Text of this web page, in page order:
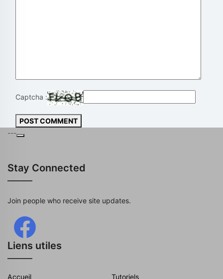
Captcha :
POST COMMENT
---
Stay Connected
Join people who receive site updates.
Liens utiles
Accueil Tutoriels